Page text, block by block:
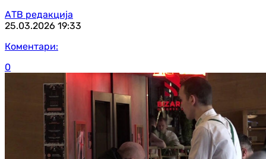
АТВ редакција
25.03.2026 19:33
Коментари:
0